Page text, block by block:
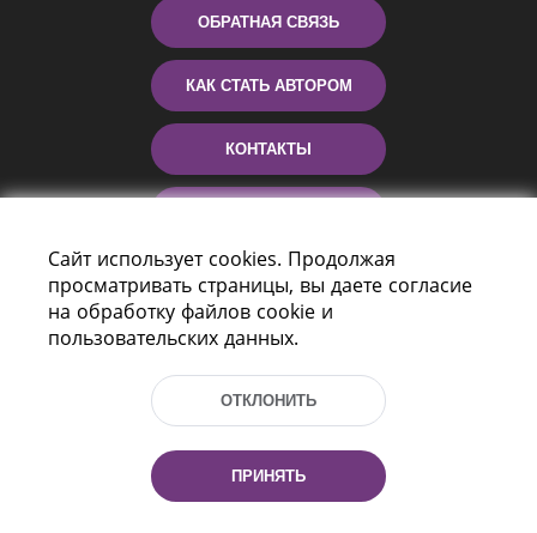
ОБРАТНАЯ СВЯЗЬ
КАК СТАТЬ АВТОРОМ
КОНТАКТЫ
г. Минск, Республика Беларусь, 220114
Тел.: (+375 17) 368 37 37, Факс: (+375 17)
Сайт использует cookies. Продолжая
просматривать страницы, вы даете согласие
на обработку файлов cookie и
пользовательских данных.
ОТКЛОНИТЬ
ПРИНЯТЬ